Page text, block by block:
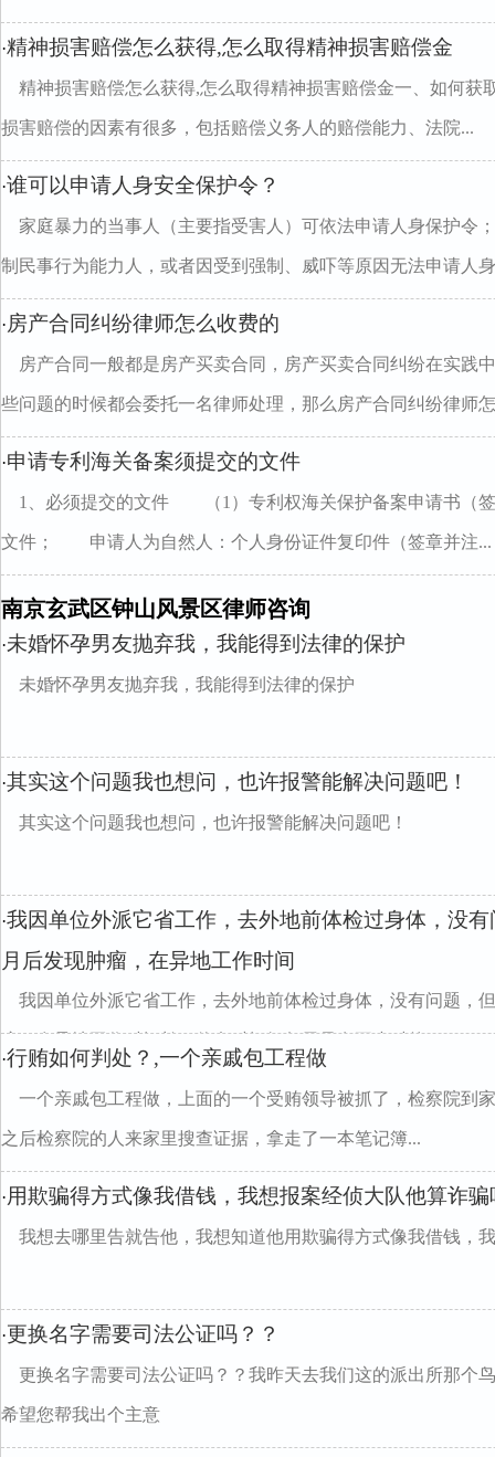
·精神损害赔偿怎么获得,怎么取得精神损害赔偿金
精神损害赔偿怎么获得,怎么取得精神损害赔偿金一、如何获
损害赔偿的因素有很多，包括赔偿义务人的赔偿能力、法院...
·谁可以申请人身安全保护令？
家庭暴力的当事人（主要指受害人）可依法申请人身保护令
制民事行为能力人，或者因受到强制、威吓等原因无法申请人
·房产合同纠纷律师怎么收费的
房产合同一般都是房产买卖合同，房产买卖合同纠纷在实践
些问题的时候都会委托一名律师处理，那么房产合同纠纷律师
·申请专利海关备案须提交的文件
1、必须提交的文件 （1）专利权海关保护备案申请书
文件； 申请人为自然人：个人身份证件复印件（签章并注...
南京玄武区钟山风景区律师咨询
·未婚怀孕男友抛弃我，我能得到法律的保护
未婚怀孕男友抛弃我，我能得到法律的保护
·其实这个问题我也想问，也许报警能解决问题吧！
其实这个问题我也想问，也许报警能解决问题吧！
·我因单位外派它省工作，去外地前体检过身体，没
月后发现肿瘤，在异地工作时间
我因单位外派它省工作，去外地前体检过身体，没有问题，
瘤，在异地工作时间长，休息时间短每天只有五小时的...
·行贿如何判处？,一个亲戚包工程做
一个亲戚包工程做，上面的一个受贿领导被抓了，检察院到
之后检察院的人来家里搜查证据，拿走了一本笔记簿...
·用欺骗得方式像我借钱，我想报案经侦大队他算诈骗
我想去哪里告就告他，我想知道他用欺骗得方式像我借钱，
·更换名字需要司法公证吗？？
更换名字需要司法公证吗？？我昨天去我们这的派出所那个
希望您帮我出个主意